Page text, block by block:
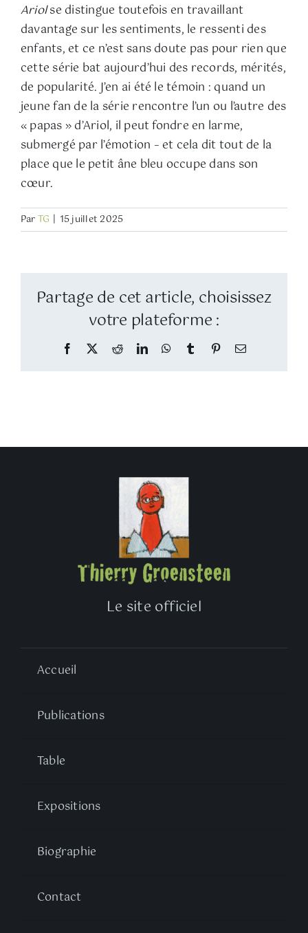
Ariolse distingue toutefois en travaillant
davantage sur les sentiments, le ressenti des
enfants, et ce n’est sans doute pas pour rien que
cette série bat aujourd’hui des records, mérités,
de popularité. J’en ai été le témoin : quand un
jeune fan de la série rencontre l’un ou l’autre des
« papas » d’Ariol, il peut fondre en larme,
submergé par l’émotion – et cela dit tout de la
place que le petit âne bleu occupe dans son
cœur.
ParTG 15 juillet 2025
Partage de cet article, choisissez
votre plateforme :
Facebook
TwitterRedditLinkedInWhatsApp
TumblrPinterestEmail
Le site officiel
Accueil
Publications
Table
Expositions
Biographie
Contact